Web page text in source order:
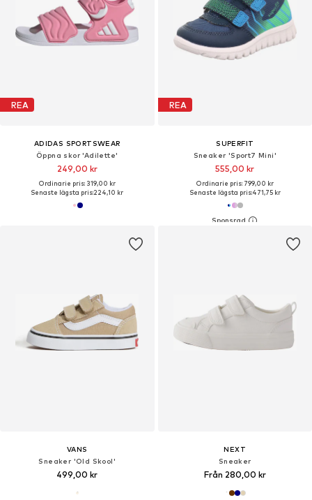
REA
ADIDAS SPORTSWEAR
Öppna skor 'Adilette'
249,00 kr
Ordinarie pris: 319,00 kr
Senaste lägsta pris:224,10 kr
REA
SUPERFIT
Sneaker 'Sport7 Mini'
555,00 kr
Ordinarie pris: 799,00 kr
Senaste lägsta pris:471,75 kr
VANS
Sneaker 'Old Skool'
499,00 kr
NEXT
Sneaker
Från 280,00 kr